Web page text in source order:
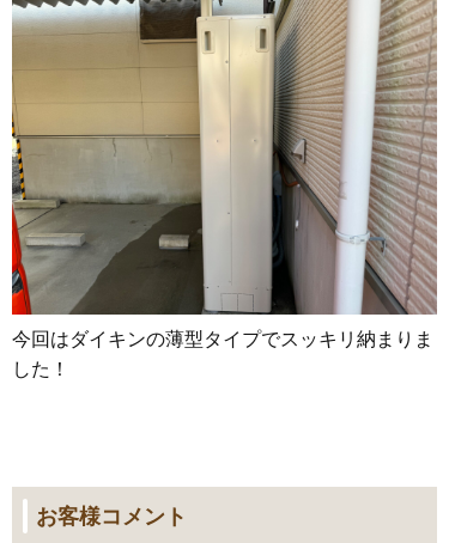
今回はダイキンの薄型タイプでスッキリ納まりま
した！
お客様コメント